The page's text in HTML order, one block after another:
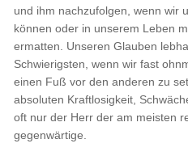
und ihm nachzufolgen, wenn wir
können oder in unserem Leben
ermatten. Unseren Glauben
Schwierigsten, wenn wir fast
einen Fuß vor den anderen zu
absoluten Kraftlosigkeit,
oft nur der Herr der am meisten
gegenwärtige.